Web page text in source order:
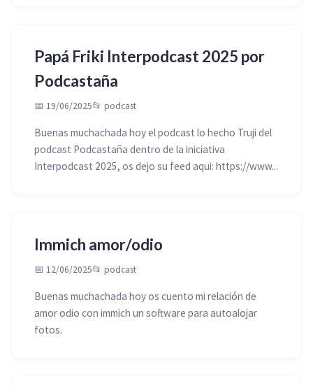
Papá Friki Interpodcast 2025 por
Podcastaña
📅 19/06/2025📂 podcast
Buenas muchachada hoy el podcast lo hecho Truji del
podcast Podcastaña dentro de la iniciativa
Interpodcast 2025, os dejo su feed aqui: https://www...
Immich amor/odio
📅 12/06/2025📂 podcast
Buenas muchachada hoy os cuento mi relación de
amor odio con immich un software para autoalojar
fotos.